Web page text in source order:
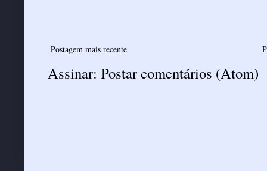
Postagem mais recente
Assinar: Postar comentários (Atom)